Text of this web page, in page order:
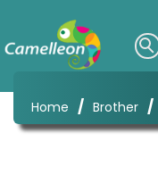
Home / Brother /